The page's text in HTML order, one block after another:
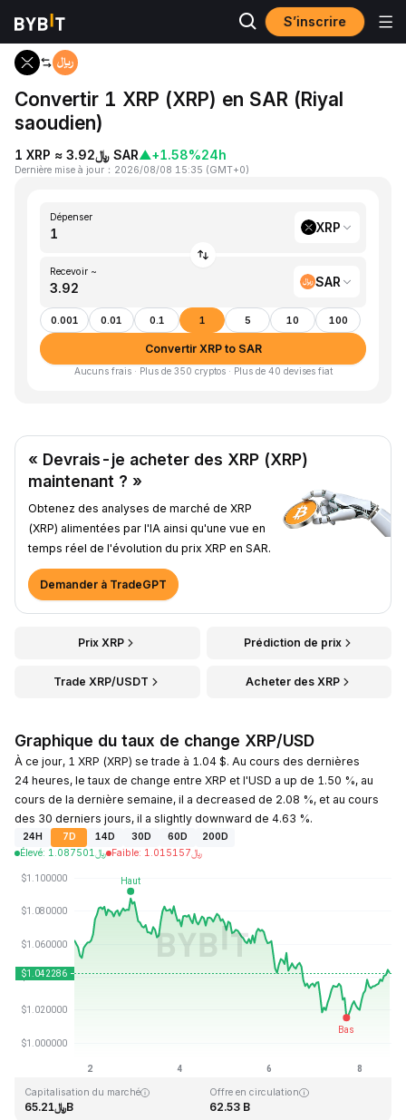
S’inscrire
Accueil
Convertir 1 XRP (XRP) en SAR (Riyal
saoudien)
1 XRP ≈ ﷼3.92 SAR▲+1.58%24h
Dernière mise à jour ： 2026/08/08 15:35 (GMT+0)
Dépenser
XRP
Recevoir ~
SAR
0.001 0.01 0.1 1 5 10 100
Convertir XRP to SAR
Aucuns frais · Plus de 350 cryptos · Plus de 40 devises fiat
« Devrais-je acheter des XRP (XRP)
maintenant ? »
Obtenez des analyses de marché de XRP
(XRP) alimentées par l'IA ainsi qu'une vue en
temps réel de l'évolution du prix XRP en SAR.
Demander à TradeGPT
Prix XRP Prédiction de prix
Trade XRP/USDT Acheter des XRP
Graphique du taux de change XRP/USD
À ce jour, 1 XRP (XRP) se trade à 1.04 $. Au cours des dernières
24 heures, le taux de change entre XRP et l'USD a up de 1.50 %, au
cours de la dernière semaine, il a decreased de 2.08 %, et au cours
des 30 derniers jours, il a slightly downward de 4.63 %.
24H 7D 14D 30D 60D
200D
Élevé: ﷼ 1.087501 Faible: ﷼ 1.015157
Plus haut niveau historique
﷼0.002686
Capitalisation du marché
﷼65.21B
Offre en circulation
62.53 B